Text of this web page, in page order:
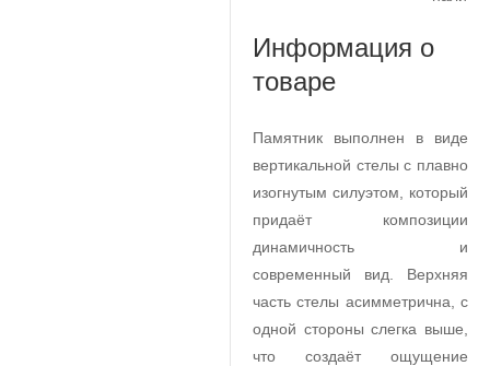
Информация о
товаре
Памятник выполнен в виде
вертикальной стелы с плавно
изогнутым силуэтом, который
придаёт композиции
динамичность и
современный вид. Верхняя
часть стелы асимметрична, с
одной стороны слегка выше,
что создаёт ощущение